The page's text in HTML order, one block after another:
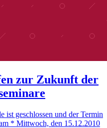
zur Zukunft der
ist geschlossen und der Termin
* Mittwoch, den 15.12.2010